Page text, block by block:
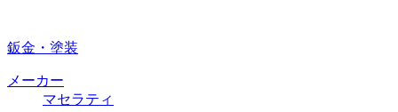
鈑金・塗装
メーカー
マセラティ